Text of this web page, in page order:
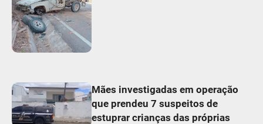
Mães investigadas em operação
que prendeu 7 suspeitos de
estuprar crianças das próprias